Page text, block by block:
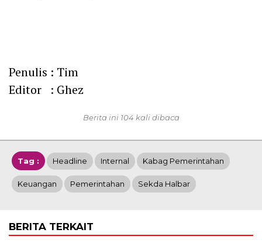
Penulis : Tim
Editor : Ghez
Berita ini 104 kali dibaca
Tag : Headline Internal Kabag Pemerintahan
Keuangan Pemerintahan Sekda Halbar
BERITA TERKAIT